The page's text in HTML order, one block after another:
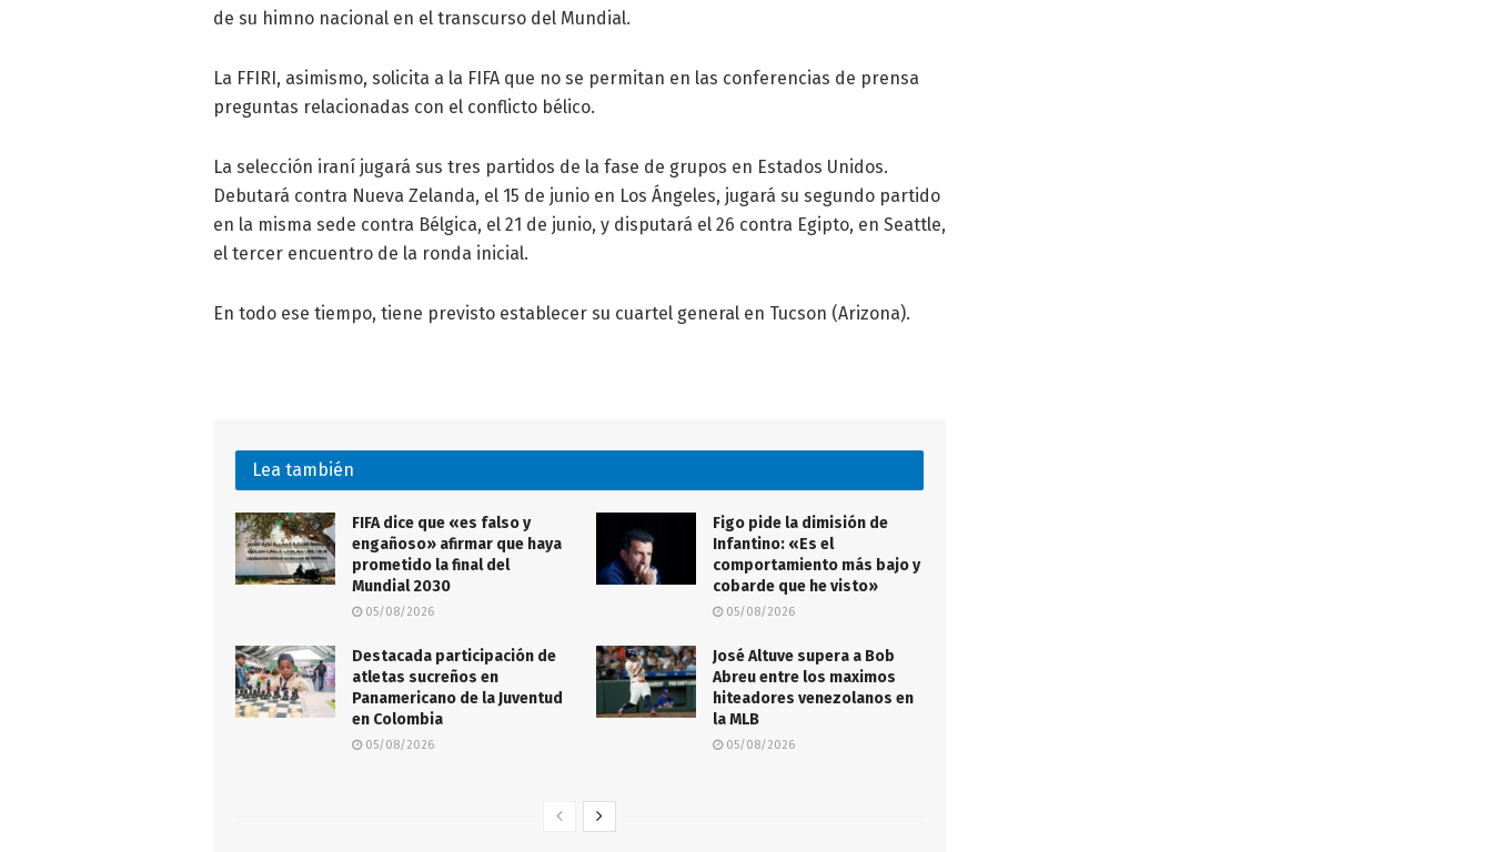
de su himno nacional en el transcurso del Mundial.
La FFIRI, asimismo, solicita a la FIFA que no se permitan en las conferencias de prensa
preguntas relacionadas con el conflicto bélico.
La selección iraní jugará sus tres partidos de la fase de grupos en Estados Unidos.
Debutará contra Nueva Zelanda, el 15 de junio en Los Ángeles, jugará su segundo partido
en la misma sede contra Bélgica, el 21 de junio, y disputará el 26 contra Egipto, en Seattle,
el tercer encuentro de la ronda inicial.
En todo ese tiempo, tiene previsto establecer su cuartel general en Tucson (Arizona).
Lea también
FIFA dice que «es falso y
engañoso» afirmar que haya
prometido la final del
Mundial 2030
05/08/2026
Figo pide la dimisión de
Infantino: «Es el
comportamiento más bajo y
cobarde que he visto»
05/08/2026
Destacada participación de
atletas sucreños en
Panamericano de la Juventud
en Colombia
05/08/2026
José Altuve supera a Bob
Abreu entre los maximos
hiteadores venezolanos en
la MLB
05/08/2026